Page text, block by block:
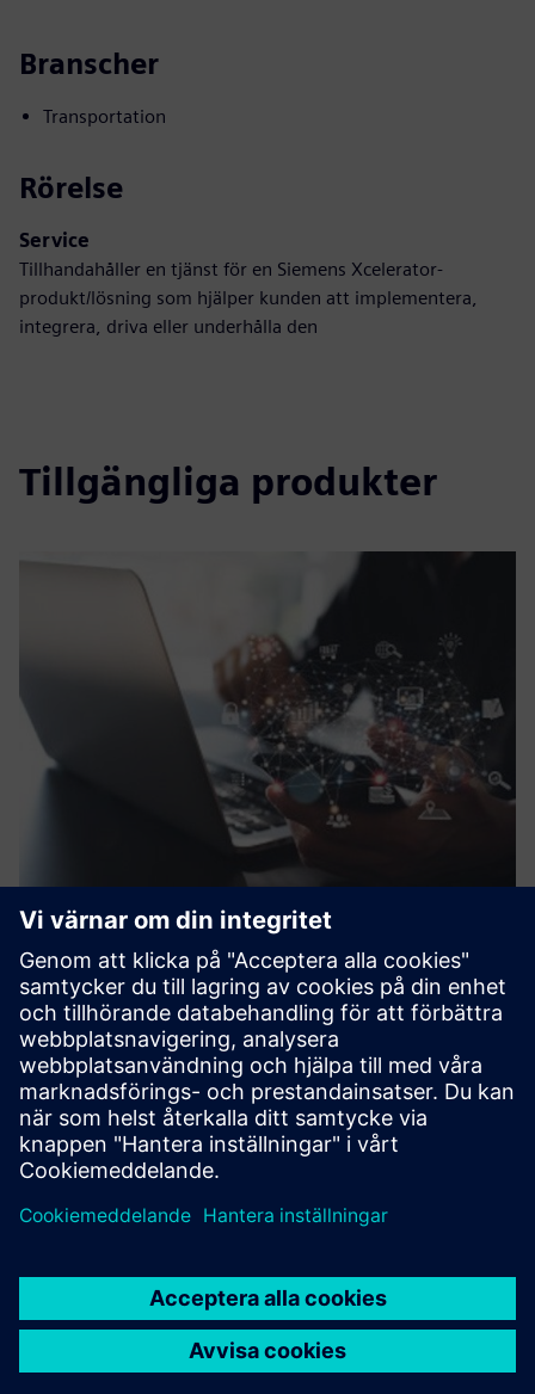
Branscher
Transportation
Rörelse
Service
Tillhandahåller en tjänst för en Siemens Xcelerator-
produkt/lösning som hjälper kunden att implementera,
integrera, driva eller underhålla den
Tillgängliga produkter
Digital transformation
Eraneos driver och stöder teknikrelaterade strategi- och
implementeringsprojekt inom järnväg med fokus på: -
Digital Asset Management - Automatisk tågdrift - Digital
Customer Journey - Enterprise Automation - Organizational
Transf...
Läs mer